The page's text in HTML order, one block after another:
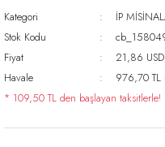
Kategori
İP
Stok Kodu
Fiyat
21,86
Havale
976,70 TL
* 109,50 TL den başlayan taksitlerle!